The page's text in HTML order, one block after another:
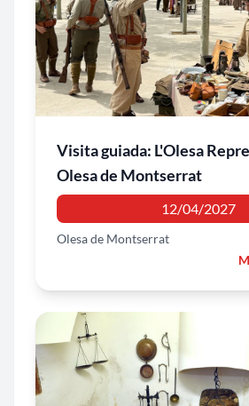
Visita guiada: L'Olesa
Olesa de Montserrat
12/04/2027
Olesa de Montserrat